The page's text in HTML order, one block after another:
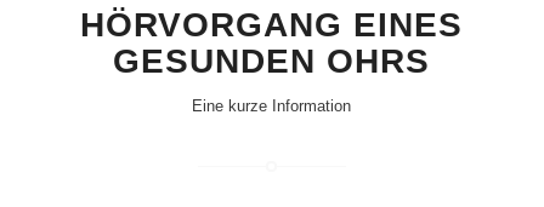
HÖRVORGANG EINES
GESUNDEN OHRS
Eine kurze Information